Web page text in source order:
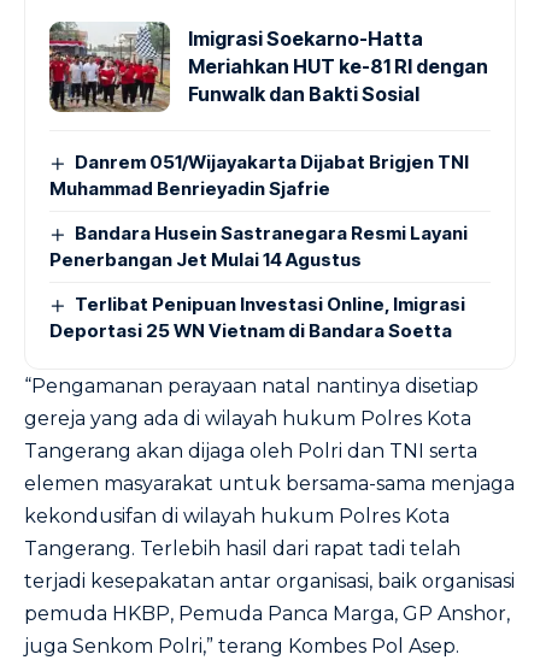
Imigrasi Soekarno-Hatta
Meriahkan HUT ke-81 RI dengan
Funwalk dan Bakti Sosial
Danrem 051/Wijayakarta Dijabat Brigjen TNI
Muhammad Benrieyadin Sjafrie
Bandara Husein Sastranegara Resmi Layani
Penerbangan Jet Mulai 14 Agustus
Terlibat Penipuan Investasi Online, Imigrasi
Deportasi 25 WN Vietnam di Bandara Soetta
“Pengamanan perayaan natal nantinya disetiap
gereja yang ada di wilayah hukum Polres Kota
Tangerang akan dijaga oleh Polri dan TNI serta
elemen masyarakat untuk bersama-sama menjaga
kekondusifan di wilayah hukum Polres Kota
Tangerang. Terlebih hasil dari rapat tadi telah
terjadi kesepakatan antar organisasi, baik organisasi
pemuda HKBP, Pemuda Panca Marga, GP Anshor,
juga Senkom Polri,” terang Kombes Pol Asep.